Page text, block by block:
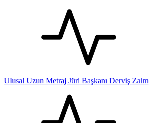
Ulusal Uzun Metraj Jüri Başkanı Derviş Zaim